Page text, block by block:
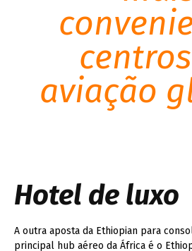
aviação
Hotel de luxo
A outra aposta da Ethiopian para
principal hub aéreo da África é o